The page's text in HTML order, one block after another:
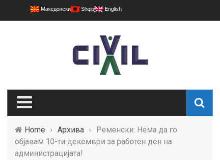
Македонски Shqip English
Home › Архива ›
Ременски: Нема да го
објавам 10-ти декември за работен ден на
администрацијата!